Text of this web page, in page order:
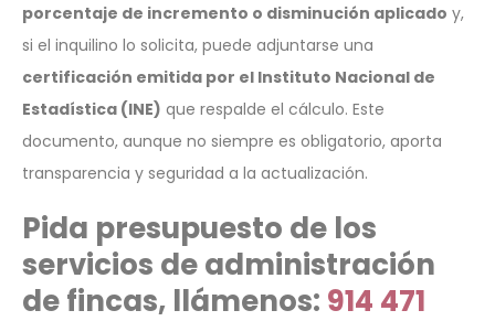
porcentaje de incremento o disminución aplicado y,
si el inquilino lo solicita, puede adjuntarse una
certificación emitida por el Instituto Nacional de
Estadística (INE) que respalde el cálculo. Este
documento, aunque no siempre es obligatorio, aporta
transparencia y seguridad a la actualización.
Pida presupuesto de los
servicios de administración
de fincas, llámenos: 914 471